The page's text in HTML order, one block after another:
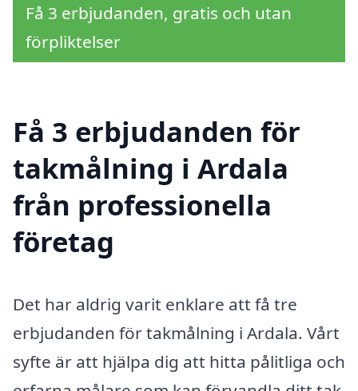
Få 3 erbjudanden, gratis och utan
förpliktelser
Få 3 erbjudanden för
takmålning i Ardala
från professionella
företag
Det har aldrig varit enklare att få tre
erbjudanden för takmålning i Ardala. Vårt
syfte är att hjälpa dig att hitta pålitliga och